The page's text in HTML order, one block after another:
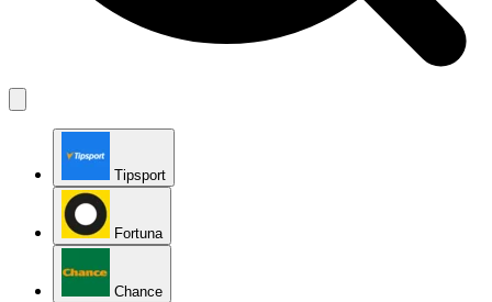
Tipsport
Fortuna
Chance